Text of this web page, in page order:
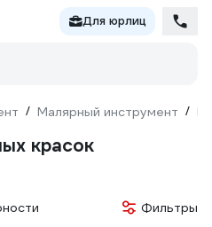
Для юрлиц
/ Малярный инструмент /
красок
Фильтры